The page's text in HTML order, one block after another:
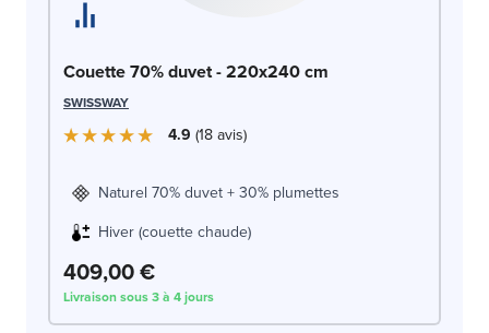
Couette 70% duvet - 220x240 cm
SWISSWAY
4.9 18avis
Naturel 70% duvet + 30% plumettes
Hiver (couette chaude)
409,00 €
Livraison sous 3 à 4 jours